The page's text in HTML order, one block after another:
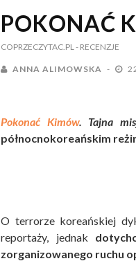
POKONAĆ
COPRZECZYTAC.PL- RECENZJE
ANNA ALIMOWSKA
Pokonać Kimów. Tajna
północnokoreańskim
O terrorze koreańskiej
reportaży, jednak
zorganizowanego ruchu